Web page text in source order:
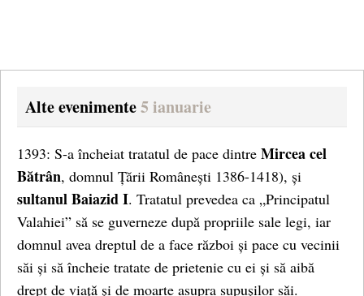
Alte evenimente5 ianuarie
1393: S-a încheiat tratatul de pace dintre Mircea cel
Bătrân, domnul Țării Românești 1386-1418), și
sultanul Baiazid I. Tratatul prevedea ca „Principatul
Valahiei” să se guverneze după propriile sale legi, iar
domnul avea dreptul de a face război și pace cu vecinii
săi și să încheie tratate de prietenie cu ei și să aibă
drept de viață și de moarte asupra supușilor săi.